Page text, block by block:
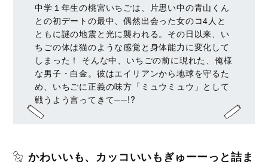
中学１年生の桃宮いちごは、片思い中の青山くん
との初デートの最中、偶然出会った女のコ4人と
ともに謎の地震と光に襲われる。その日以来、い
ちごの体は猫のような感覚と身体能力に変化して
しまった！ そんな中、いちごの前に現れた、俺様
な男子・白金。彼はエイリアンから地球を守るた
め、いちごに正義の味方「ミュウミュウ」として
戦うよう言ってきて──!?
かわいいも、カッコいいもぎゅーーっと詰ま